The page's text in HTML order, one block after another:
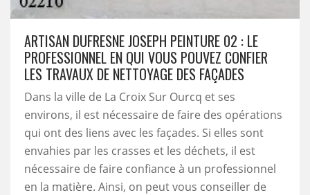
ARTISAN DUFRESNE JOSEPH PEINTURE 02 : LE
PROFESSIONNEL EN QUI VOUS POUVEZ CONFIER
LES TRAVAUX DE NETTOYAGE DES FAÇADES
Dans la ville de La Croix Sur Ourcq et ses
environs, il est nécessaire de faire des opérations
qui ont des liens avec les façades. Si elles sont
envahies par les crasses et les déchets, il est
nécessaire de faire confiance à un professionnel
en la matière. Ainsi, on peut vous conseiller de